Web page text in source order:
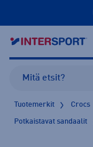
Tuotemerkit Crocs
Potkaistavat sandaalit